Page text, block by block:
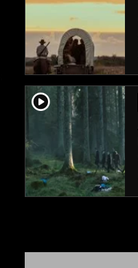
player2